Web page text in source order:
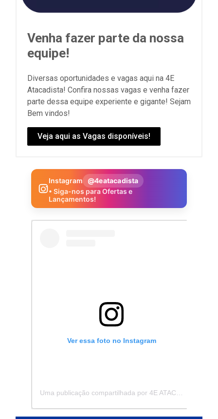
Venha fazer parte da nossa
equipe!
Diversas oportunidades e vagas aqui na 4E
Atacadista! Confira nossas vagas e venha fazer
parte dessa equipe experiente e gigante! Sejam
Bem vindos!
Veja aqui as Vagas disponíveis!
Instagram
@4eatacadista
• Siga-nos para Ofertas e
Lançamentos!
Ver essa foto no Instagram